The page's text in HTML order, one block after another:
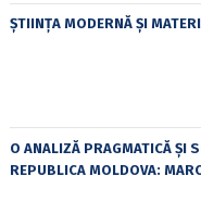
ȘTIINȚA MODERNĂ ȘI
O ANALIZĂ PRAGMATICĂ ȘI
REPUBLICA MOLDOVA: